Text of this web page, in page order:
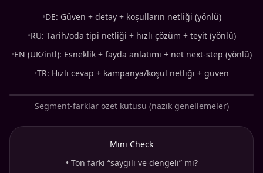
•DE: Güven + detay + koşulların netliği (yönlü)
•RU: Tarih/oda tipi netliği + hızlı çözüm + teyit (yönlü)
•EN (UK/intl): Esneklik + fayda anlatımı + net next-step (yönlü)
•TR: Hızlı cevap + kampanya/koşul netliği + güven
Segment-farklar özet kutusu (nazik genellemeler)
Mini Check
• Ton farkı “saygılı ve dengeli” mi?